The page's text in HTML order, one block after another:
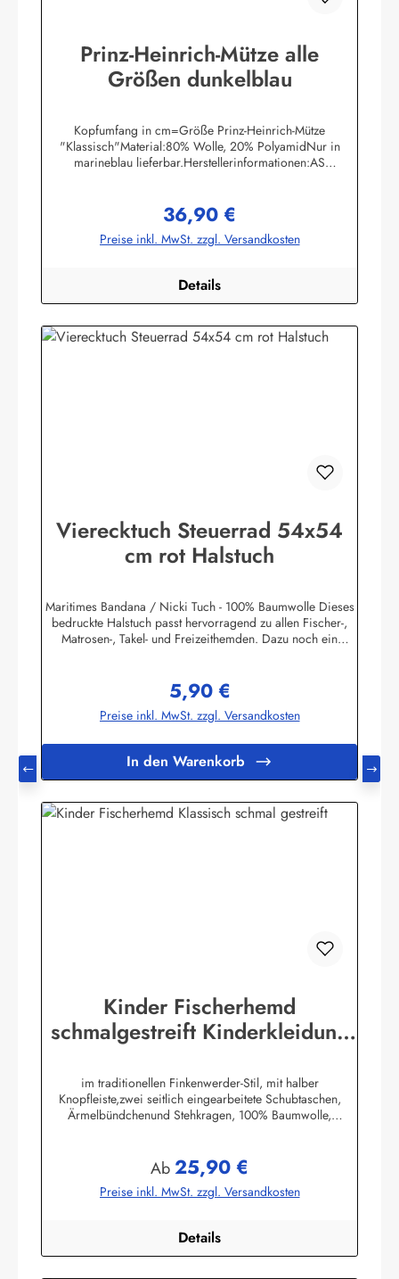
Prinz-Heinrich-Mütze alle
Größen dunkelblau
Kopfumfang in cm=Größe Prinz-Heinrich-Mütze
"Klassisch"Material:80% Wolle, 20% PolyamidNur in
marineblau lieferbar.Herstellerinformationen:AS
Regulärer Preis:
36,90 €
Preise inkl. MwSt. zzgl. Versandkosten
Details
Vierecktuch Steuerrad 54x54
cm rot Halstuch
Maritimes Bandana / Nicki Tuch - 100% Baumwolle Dieses
bedruckte Halstuch passt hervorragend zu allen Fischer-,
Matrosen-, Takel- und Freizeithemden. Dazu noch ein
Bekleidungswerk GmbHHeglitzer Str. 1226409
Wittmundinfo@modas-bekleidung.de
Regulärer Preis:
5,90 €
Preise inkl. MwSt. zzgl. Versandkosten
In den Warenkorb
Kinder Fischerhemd
schmalgestreift Kinderkleidung
im traditionellen Finkenwerder-Stil, mit halber
Knopfleiste,zwei seitlich eingearbeitete Schubtaschen,
Ärmelbündchenund Stehkragen, 100% Baumwolle,
Wittmundinfo@modas-bekleidung.de
Regulärer Preis:
Ab25,90 €
Preise inkl. MwSt. zzgl. Versandkosten
Details